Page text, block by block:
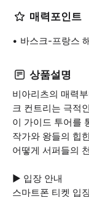
매력포인트
바스크-프랑스
상품설명
비아리츠의 매력
크 컨트리는 극적
이 가이드 투어를
작가와 왕들의 힙
어떻게 서퍼들의
▶ 입장 안내
스마트폰 티켓 입